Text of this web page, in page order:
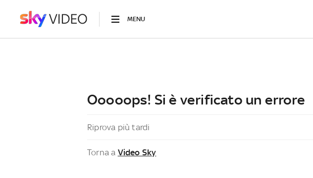
MENU
Ooooops! Si è verificato un errore
Riprova più tardi
Torna a Video Sky